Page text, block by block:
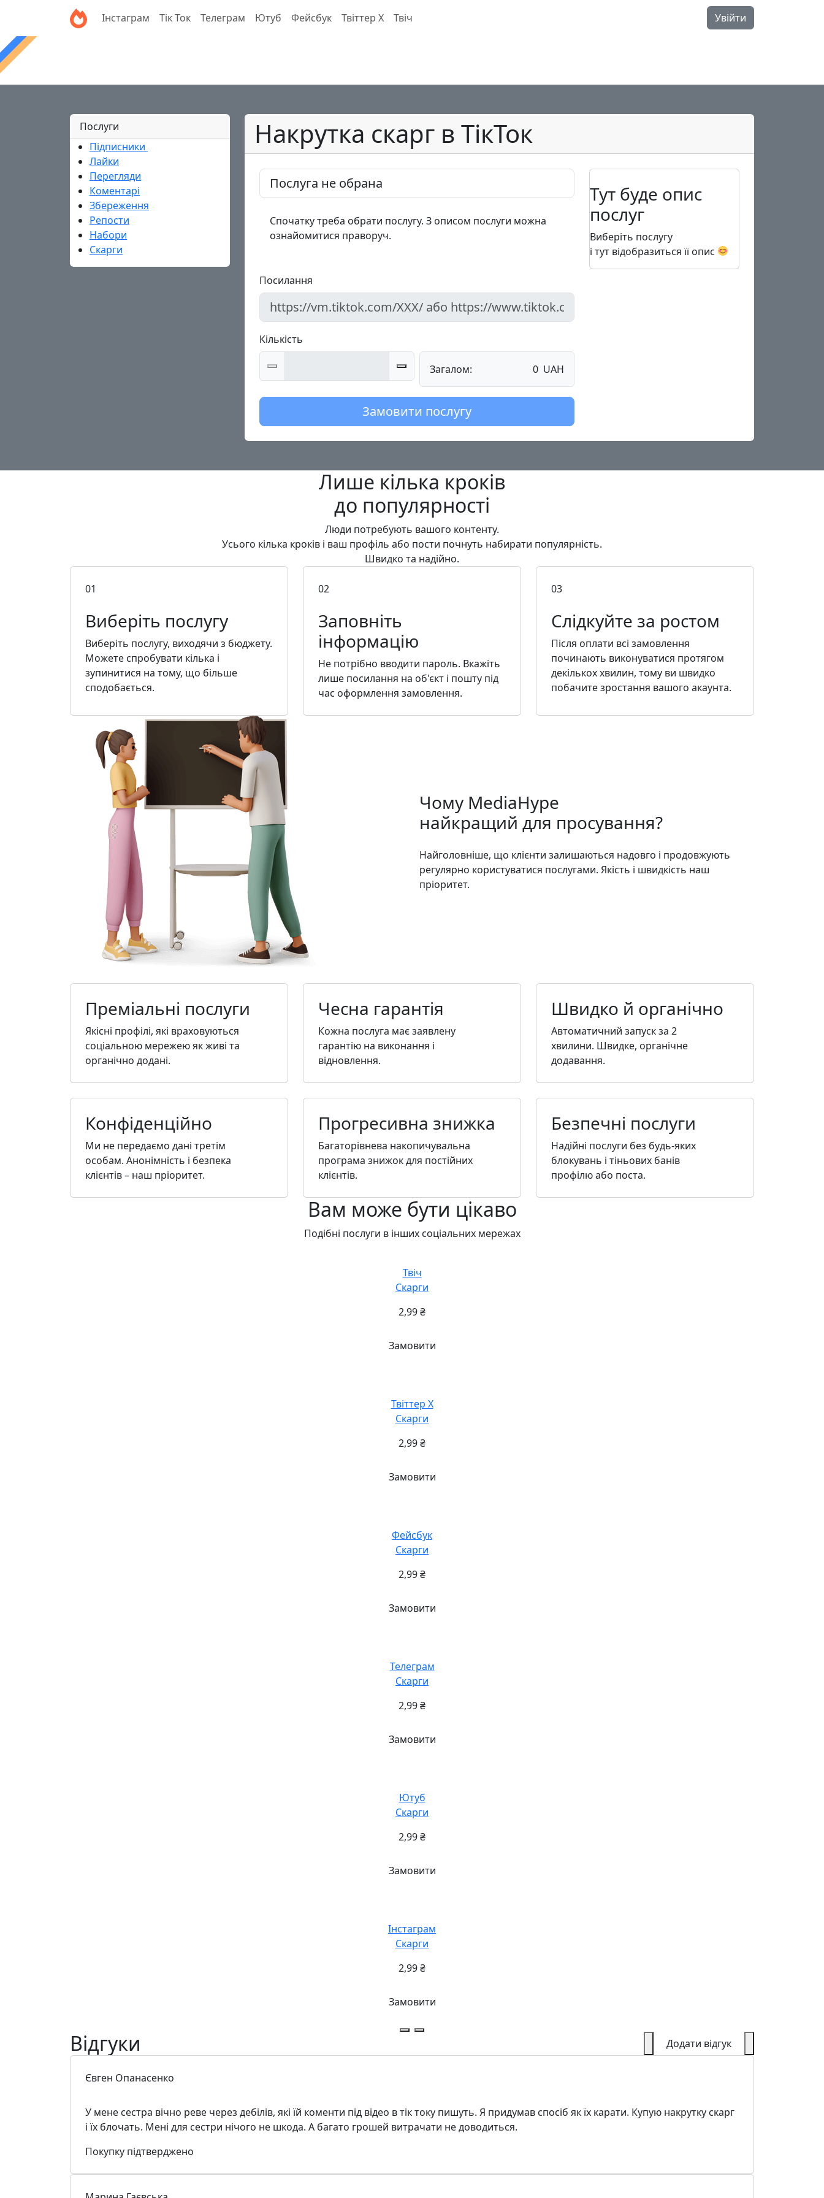
Інстаграм Тік Ток Телеграм Ютуб Фейсбук Твіттер X Твіч Увійти
Послуги
Підписники
Лайки
Перегляди
Коментарі
Збереження
Репости
Набори
Скарги
Накрутка скарг в ТікТок
Послуга не обрана
Спочатку треба обрати послугу. З описом послуги можна
ознайомитися праворуч.
Посилання
Кількість
Загалом: 0 UAH
Замовити послугу
Тут буде опис
послуг
Виберіть послугу
і тут відобразиться її опис
Лише кілька кроків
до популярності
Люди потребують вашого контенту.
Усього кілька кроків і ваш профіль або пости почнуть набирати популярність.
Швидко та надійно.
01
Виберіть послугу
Виберіть послугу, виходячи з бюджету.
Можете спробувати кілька і
зупинитися на тому, що більше
сподобається.
02
Заповніть
інформацію
Не потрібно вводити пароль. Вкажіть
лише посилання на об'єкт і пошту під
час оформлення замовлення.
03
Слідкуйте за ростом
Після оплати всі замовлення
починають виконуватися протягом
декількох хвилин, тому ви швидко
побачите зростання вашого акаунта.
Чому MediaHype
найкращий для просування?
Найголовніше, що клієнти залишаються надовго і продовжують
регулярно користуватися послугами. Якість і швидкість наш
пріоритет.
Преміальні послуги
Якісні профілі, які враховуються
соціальною мережею як живі та
органічно додані.
Чесна гарантія
Кожна послуга має заявлену
гарантію на виконання і
відновлення.
Швидко й органічно
Автоматичний запуск за 2
хвилини. Швидке, органічне
додавання.
Конфіденційно
Ми не передаємо дані третім
особам. Анонімність і безпека
клієнтів – наш пріоритет.
Прогресивна знижка
Багаторівнева накопичувальна
програма знижок для постійних
клієнтів.
Безпечні послуги
Надійні послуги без будь-яких
блокувань і тіньових банів
профілю або поста.
Вам може бути цікаво
Подібні послуги в інших соціальних мережах
Твіч
Скарги
2,99₴
Замовити
Твіттер X
Скарги
2,99₴
Замовити
Фейсбук
Скарги
2,99₴
Замовити
Телеграм
Скарги
2,99₴
Замовити
Ютуб
Скарги
2,99₴
Замовити
Інстаграм
Скарги
2,99₴
Замовити
Відгуки Додати відгук
Євген Опанасенко
У мене сестра вічно реве через дебілів, які їй коменти під відео в тік току пишуть. Я придумав спосіб як їх карати. Купую накрутку скарг
і їх блочать. Мені для сестри нічого не шкода. А багато грошей витрачати не доводиться.
Покупку підтверджено